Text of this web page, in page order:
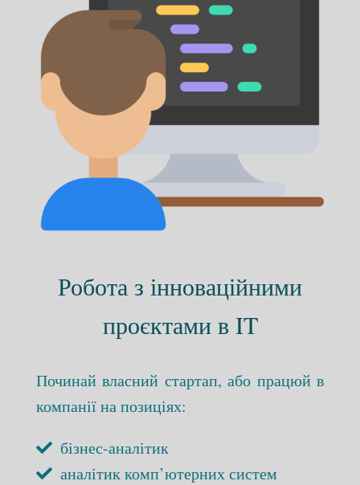
Робота з інноваційними
проєктами в IT
Починай власний стартап, або працюй в
компанії на позиціях:
бізнес-аналітик
аналітик комп’ютерних систем